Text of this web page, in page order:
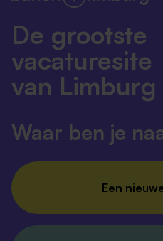
De grootste
vacaturesite
van Limburg
Waar ben je
Een